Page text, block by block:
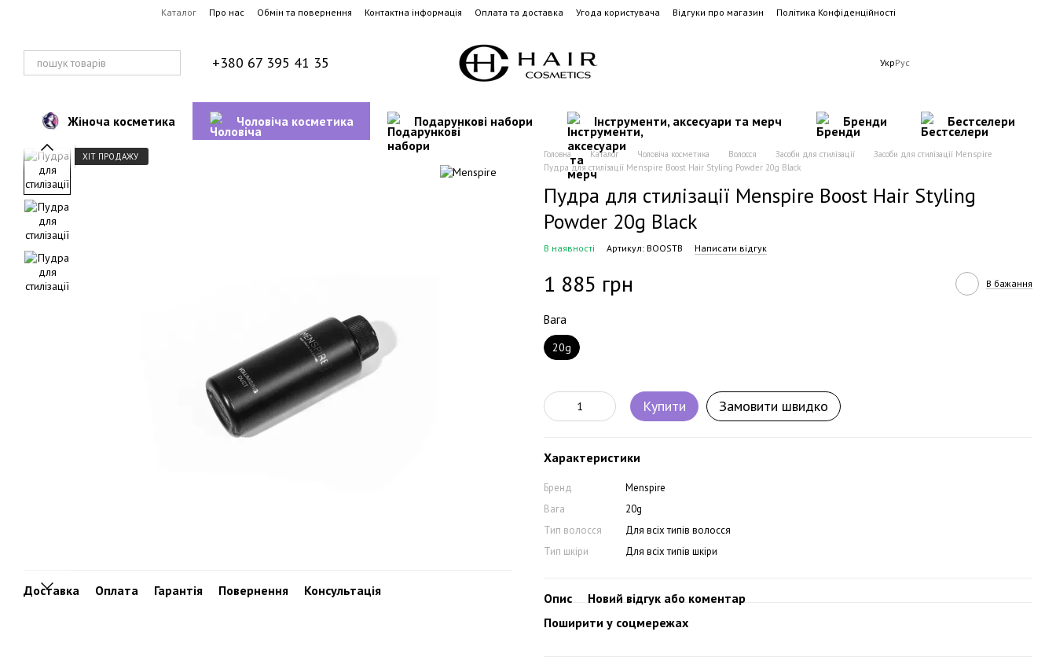
Перейти до основного контентуКаталог Про нас Обмін та повернення Контактна інформація Оплата та доставка Угода користувача Відгуки про магазин Політика Конфіденційності
+380 67 395 41 35 УкрРус
Жіноча косметика Чоловіча косметика Подарункові набори Інструменти, аксесуари та мерч Бренди Бестселери
ХІТ ПРОДАЖУ
Доставка Оплата Гарантія Повернення Консультація
Головна Каталог Чоловіча косметика Волосся Засоби для стилізації
Засоби для стилізації Menspire
Пудра для стилізації Menspire Boost Hair Styling Powder 20g Black
Пудра для стилізації Menspire Boost Hair Styling
Powder 20g Black
В наявності Артикул: BOOSTB Написати відгук
1 885 грн В бажання
Вага
20g
Купити Замовити швидко
Характеристики
Бренд
Menspire
Вага
20g
Тип волосся
Для всіх типів волосся
Тип шкіри
Для всіх типів шкіри
Опис
Новий відгук або коментар
Поширити у соцмережах